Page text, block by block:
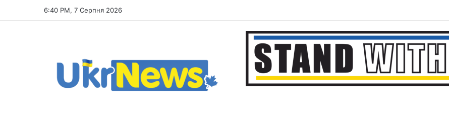
6:40 PM, 7 Серпня 2026
Google News
Threads